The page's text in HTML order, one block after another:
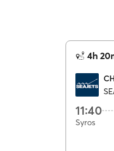
4h
11:40
Syros